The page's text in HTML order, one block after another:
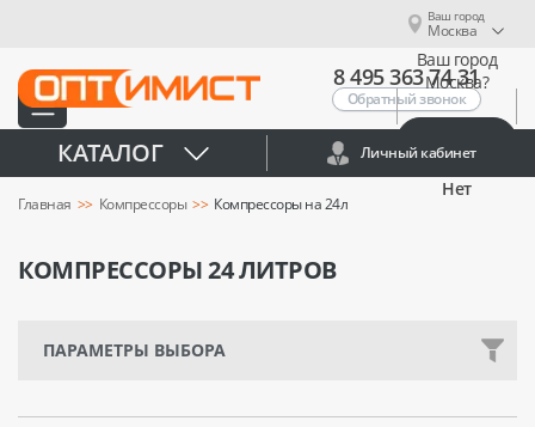
Ваш город
Москва
Ваш город
Москва?
Нет
8 495 363 74 31
Обратный звонок
КАТАЛОГ Личный кабинет
Главная Компрессоры Компрессоры на 24л
КОМПРЕССОРЫ 24 ЛИТРОВ
ПАРАМЕТРЫ ВЫБОРА